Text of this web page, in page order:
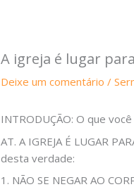
A igreja é lugar
Deixe um comentário /
INTRODUÇÃO: O que
AT. A IGREJA É LUGAR
desta verdade:
1. NÃO SE NEGAR AO